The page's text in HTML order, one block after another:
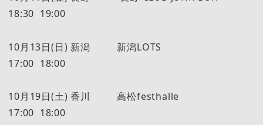
18:30 19:00
10月13日(日) 新潟 新潟LOTS
17:00 18:00
10月19日(土) 香川 高松festhalle
17:00 18:00